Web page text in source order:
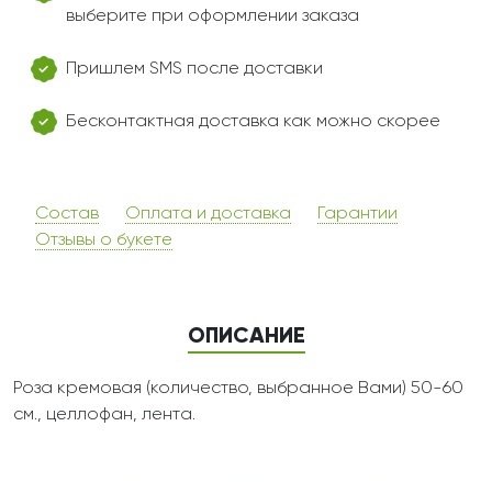
выберите при оформлении заказа
Пришлем SMS после доставки
Бесконтактная доставка как можно скорее
Состав Оплата и доставка
Гарантии
Отзывы о букете
ОПИСАНИЕ
Роза кремовая (количество, выбранное Вами) 50-60
см., целлофан, лента.